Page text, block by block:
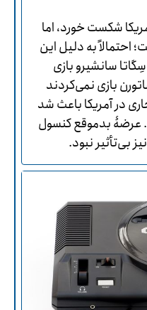
شکست خورد، اما
به دلیل این
سانشیرو بازی
بازی نمی‌کردند
در آمریکا باعث شد
عرضۀ بدموقع کنسول
بی‌تأثیر نبود.